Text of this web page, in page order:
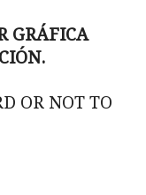
GRÁFICA
OR NOT TO